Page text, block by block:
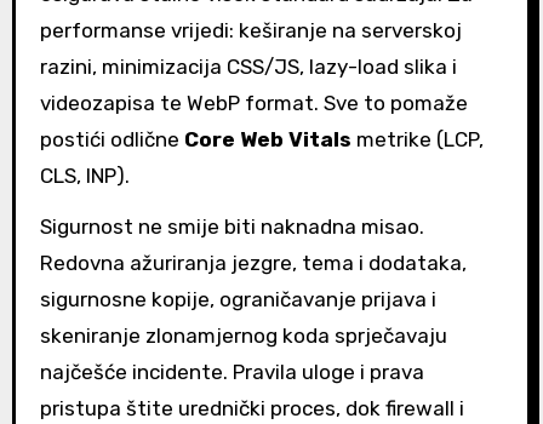
performanse vrijedi: keširanje na serverskoj
razini, minimizacija CSS/JS, lazy-load slika i
videozapisa te WebP format. Sve to pomaže
postići odlične Core Web Vitals metrike (LCP,
CLS, INP).
Sigurnost ne smije biti naknadna misao.
Redovna ažuriranja jezgre, tema i dodataka,
sigurnosne kopije, ograničavanje prijava i
skeniranje zlonamjernog koda sprječavaju
najčešće incidente. Pravila uloge i prava
pristupa štite urednički proces, dok firewall i